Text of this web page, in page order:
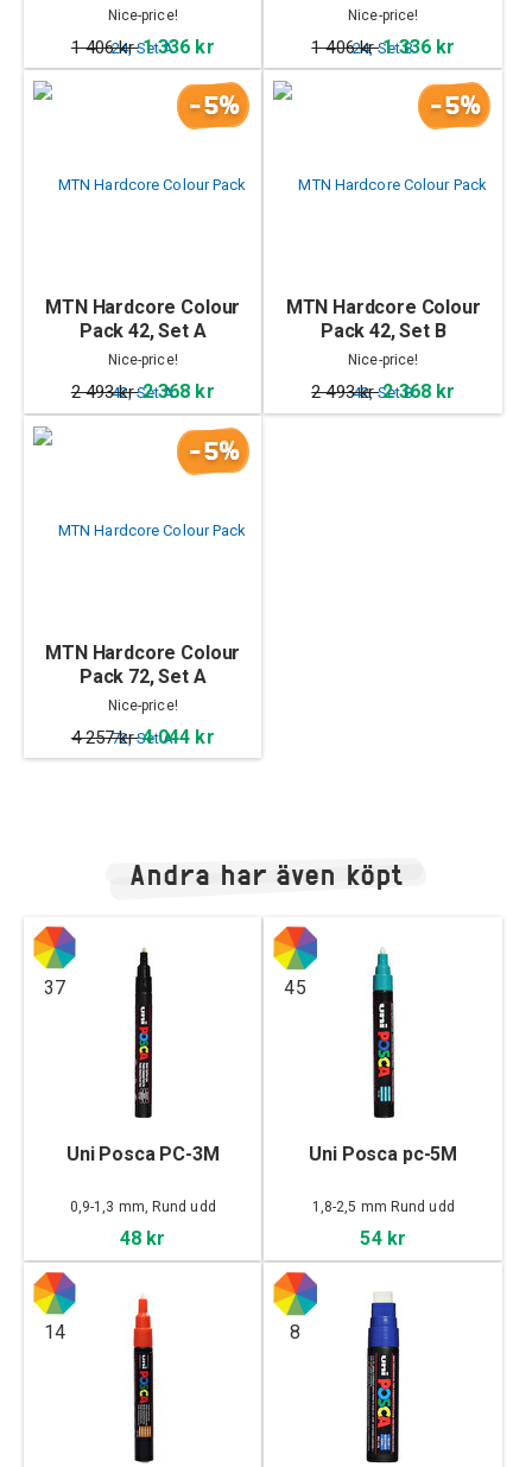
Nice-price!
1 406 kr1 336 kr
Nice-price!
1 406 kr1 336 kr
-5%
MTN Hardcore Colour
Pack 42, Set A
Nice-price!
2 493 kr2 368 kr
-5%
MTN Hardcore Colour
Pack 42, Set B
Nice-price!
2 493 kr2 368 kr
-5%
MTN Hardcore Colour
Pack 72, Set A
Nice-price!
4 257 kr4 044 kr
Andra har även köpt
37
Uni Posca PC-3M
0,9-1,3 mm, Rund udd
48 kr
45
Uni Posca pc-5M
1,8-2,5 mm Rund udd
54 kr
14 8